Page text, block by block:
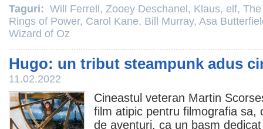
Taguri: Will Ferrell , Zooey Deschanel , Klaus, elf,
Rings of Power, Carol Kane, Bill Murray, Asa
Wizard of Oz
Hugo: un tribut steampunk adus
11.02.2022
Cineastul veteran Martin
film atipic pentru filmografia sa,
de aventuri, ca un basm